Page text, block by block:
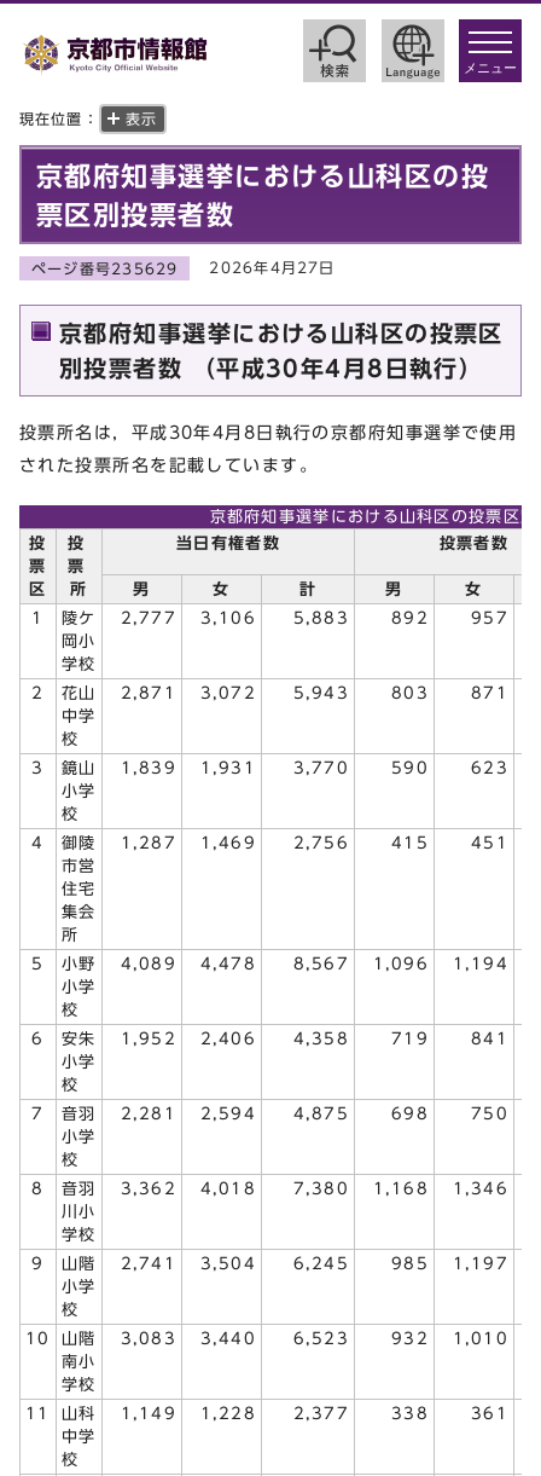
toggle
メニュー
現在位置： 表示
京都府知事選挙における山科区の投
票区別投票者数
ページ番号235629 2026年4月27日
京都府知事選挙における山科区の投票区
別投票者数 （平成30年4月8日執行）
投票所名は，平成30年4月8日執行の京都府知事選挙で使用
された投票所名を記載しています。
京都府知事選挙における山科区の投票区
投
票
区
投
票
所
当日有権者数 投票者数
男 女 計 男
女
1
陵ケ
岡小
学校
2,777 3,106 5,883 892 957
2
花山
中学
校
2,871 3,072 5,943 803 871
3
鏡山
小学
校
1,839 1,931 3,770 590 623
4
御陵
市営
住宅
集会
所
1,287 1,469 2,756 415 451
5
小野
小学
校
4,089 4,478 8,567 1,096 1,194
6
安朱
小学
校
1,952 2,406 4,358 719 841
7
音羽
小学
校
2,281 2,594 4,875 698 750
8
音羽
川小
学校
3,362 4,018 7,380 1,168 1,346
9
山階
小学
校
2,741 3,504 6,245 985 1,197
10
山階
南小
学校
3,083 3,440 6,523 932 1,010
11
山科
中学
校
1,149 1,228 2,377 338 361